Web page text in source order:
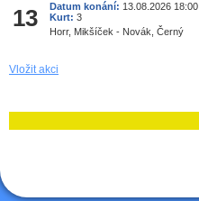
13 Datum konání: 13.08.2026 18:00
Kurt: 3
Horr, Mikšíček - Novák, Černý
Vložit akci